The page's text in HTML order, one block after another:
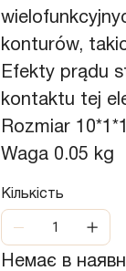
konturów,
Efekty prądu
kontaktu tej
Rozmiar
Waga 0.05 kg
Кількість
Немає в